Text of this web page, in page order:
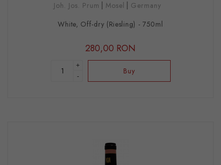
Joh. Jos. Prum Mosel
Germany
White, Off-dry (Riesling) - 750ml
280,00 RON
+
-
Buy